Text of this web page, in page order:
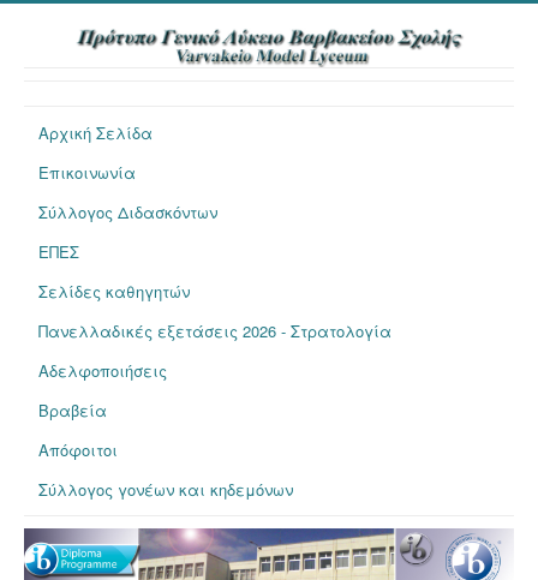
Αρχική Σελίδα
Επικοινωνία
Σύλλογος Διδασκόντων
ΕΠΕΣ
Σελίδες καθηγητών
Πανελλαδικές εξετάσεις 2026 - Στρατολογία
Αδελφοποιήσεις
Βραβεία
Απόφοιτοι
Σύλλογος γονέων και κηδεμόνων